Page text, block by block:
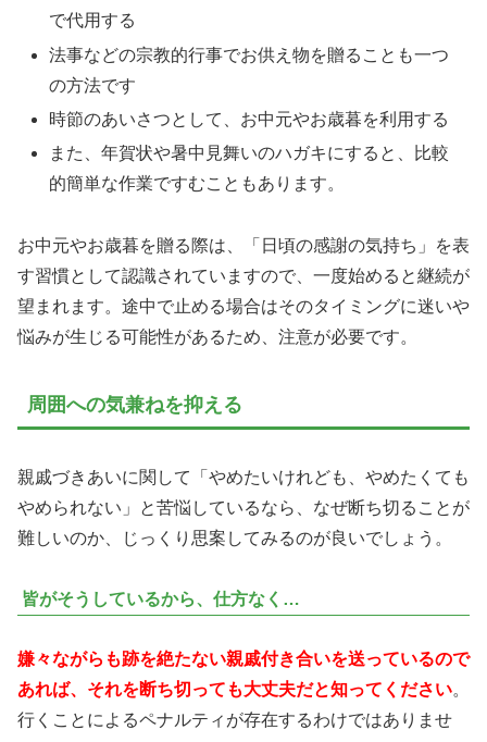
で代用する
法事などの宗教的行事でお供え物を贈ることも一つ
の方法です
時節のあいさつとして、お中元やお歳暮を利用する
また、年賀状や暑中見舞いのハガキにすると、比較
的簡単な作業ですむこともあります。
お中元やお歳暮を贈る際は、「日頃の感謝の気持ち」を表
す習慣として認識されていますので、一度始めると継続が
望まれます。途中で止める場合はそのタイミングに迷いや
悩みが生じる可能性があるため、注意が必要です。
周囲への気兼ねを抑える
親戚づきあいに関して「やめたいけれども、やめたくても
やめられない」と苦悩しているなら、なぜ断ち切ることが
難しいのか、じっくり思案してみるのが良いでしょう。
皆がそうしているから、仕方なく…
嫌々ながらも跡を絶たない親戚付き合いを送っているので
あれば、それを断ち切っても大丈夫だと知ってください。
行くことによるペナルティが存在するわけではありませ